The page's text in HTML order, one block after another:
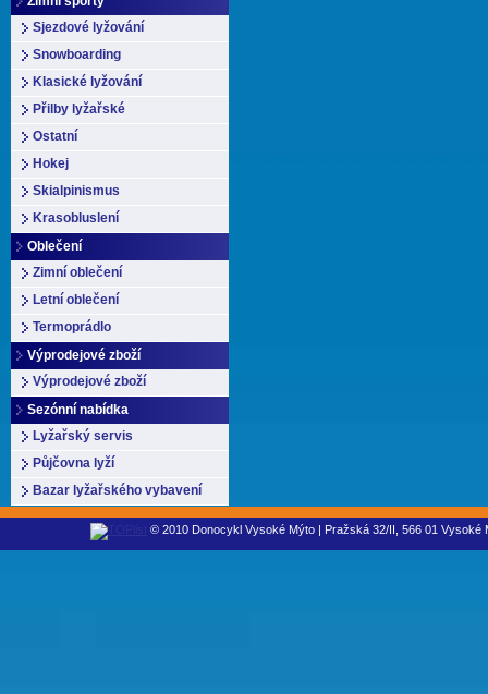
Sjezdové lyžování
Snowboarding
Klasické lyžování
Přilby lyžařské
Ostatní
Hokej
Skialpinismus
Krasobluslení
Oblečení
Zimní oblečení
Letní oblečení
Termoprádlo
Výprodejové zboží
Výprodejové zboží
Sezónní nabídka
Lyžařský servis
Půjčovna lyží
Bazar lyžařského vybavení
© 2010 Donocykl Vysoké Mýto | Pražská 32/II, 566 01 Vysoké